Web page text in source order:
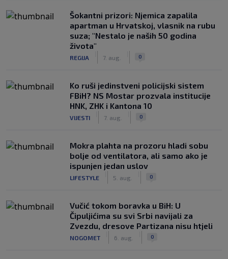
Šokantni prizori: Njemica zapalila
apartman u Hrvatskoj, vlasnik na rubu
suza; "Nestalo je naših 50 godina
života"
REGIJA 7. aug. 0
Ko ruši jedinstveni policijski sistem
FBiH? NS Mostar prozvala institucije
HNK, ZHK i Kantona 10
VIJESTI 7. aug. 0
Mokra plahta na prozoru hladi sobu
bolje od ventilatora, ali samo ako je
ispunjen jedan uslov
LIFESTYLE 5. aug. 0
Vučić tokom boravka u BiH: U
Čipuljićima su svi Srbi navijali za
Zvezdu, dresove Partizana nisu htjeli
NOGOMET 6. aug. 0